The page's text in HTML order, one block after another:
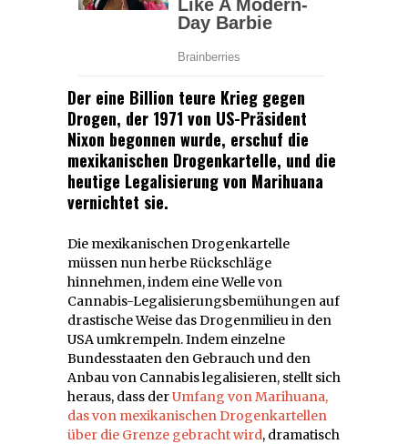
Der eine Billion teure Krieg gegen
Drogen, der 1971 von US-Präsident
Nixon begonnen wurde, erschuf die
mexikanischen Drogenkartelle, und die
heutige Legalisierung von Marihuana
vernichtet sie.
Die mexikanischen Drogenkartelle
müssen nun herbe Rückschläge
hinnehmen, indem eine Welle von
Cannabis-Legalisierungsbemühungen auf
drastische Weise das Drogenmilieu in den
USA umkrempeln. Indem einzelne
Bundesstaaten den Gebrauch und den
Anbau von Cannabis legalisieren, stellt sich
heraus, dass derUmfang von Marihuana,
das von mexikanischen Drogenkartellen
über die Grenze gebracht wird, dramatisch